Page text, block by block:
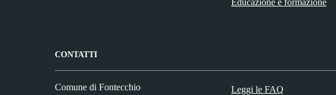
Educazione e formazione
CONTATTI
Comune di Fontecchio
Leggi le FAQ